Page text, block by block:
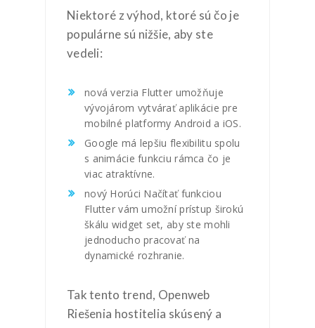
Niektoré z výhod, ktoré sú čo je
populárne sú nižšie, aby ste
vedeli:
nová verzia Flutter umožňuje
vývojárom vytvárať aplikácie pre
mobilné platformy Android a iOS.
Google má lepšiu flexibilitu spolu
s animácie funkciu rámca čo je
viac atraktívne.
nový Horúci Načítať funkciou
Flutter vám umožní prístup širokú
škálu widget set, aby ste mohli
jednoducho pracovať na
dynamické rozhranie.
Tak tento trend, Openweb
Riešenia hostitelia skúsený a